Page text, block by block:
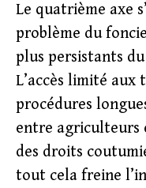
Le quatrième axe
problème du
plus persistants
L’accès limité
procédures
entre agriculteurs
des droits
tout cela freine